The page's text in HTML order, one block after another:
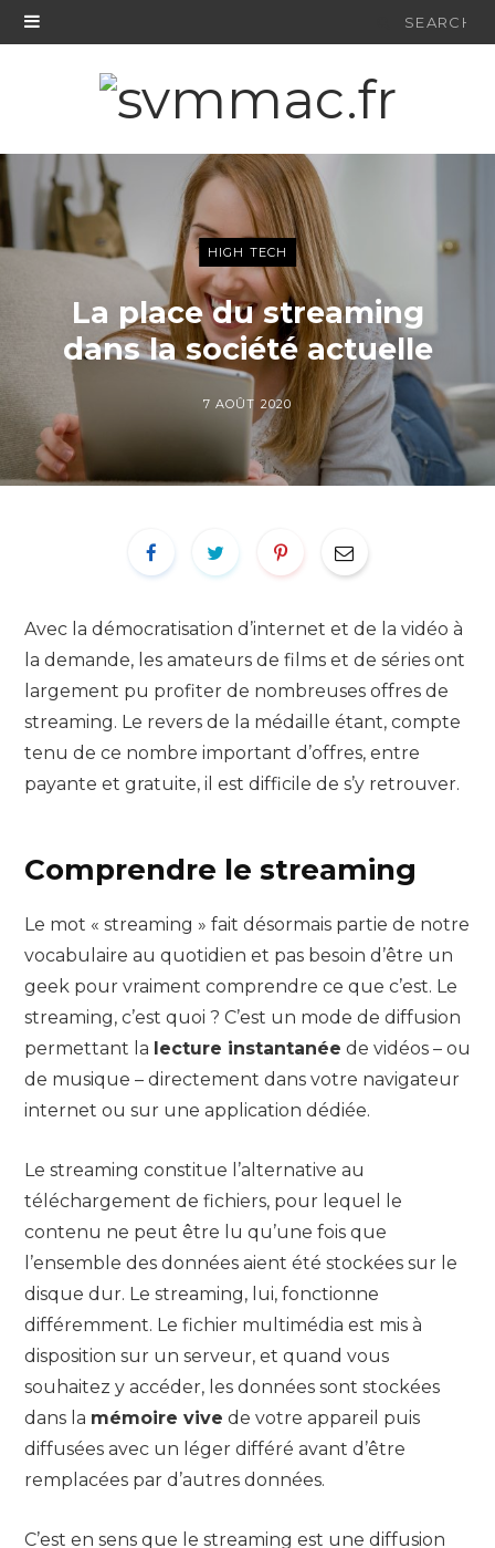
Search
HIGH TECH
La place du streaming
dans la société actuelle
7 AOÛT 2020
Avec la démocratisation d’internet et de la vidéo à
la demande, les amateurs de films et de séries ont
largement pu profiter de nombreuses offres de
streaming. Le revers de la médaille étant, compte
tenu de ce nombre important d’offres, entre
payante et gratuite, il est difficile de s’y retrouver.
Comprendre le streaming
Le mot « streaming » fait désormais partie de notre
vocabulaire au quotidien et pas besoin d’être un
geek pour vraiment comprendre ce que c’est. Le
streaming, c’est quoi ? C’est un mode de diffusion
permettant la lecture instantanée de vidéos – ou
de musique – directement dans votre navigateur
internet ou sur une application dédiée.
Le streaming constitue l’alternative au
téléchargement de fichiers, pour lequel le
contenu ne peut être lu qu’une fois que
l’ensemble des données aient été stockées sur le
disque dur. Le streaming, lui, fonctionne
différemment. Le fichier multimédia est mis à
disposition sur un serveur, et quand vous
souhaitez y accéder, les données sont stockées
dans la mémoire vive de votre appareil puis
diffusées avec un léger différé avant d’être
remplacées par d’autres données.
C’est en sens que le streaming est une diffusion